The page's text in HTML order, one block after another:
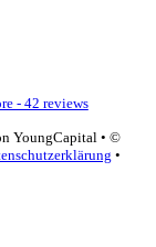
- 42 reviews
YoungCapital • ©
•